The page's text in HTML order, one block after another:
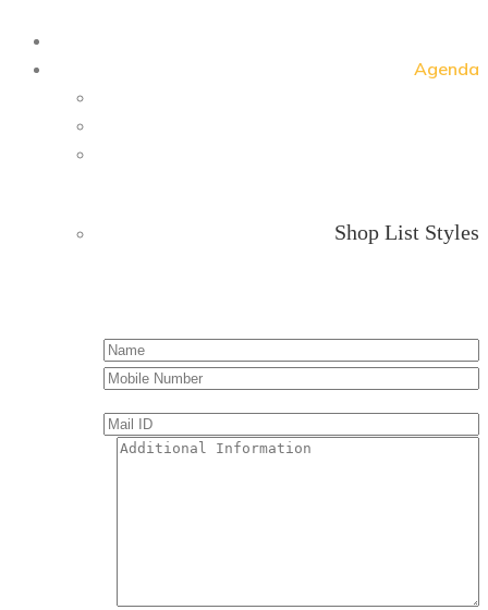
Agenda
Shop List Styles